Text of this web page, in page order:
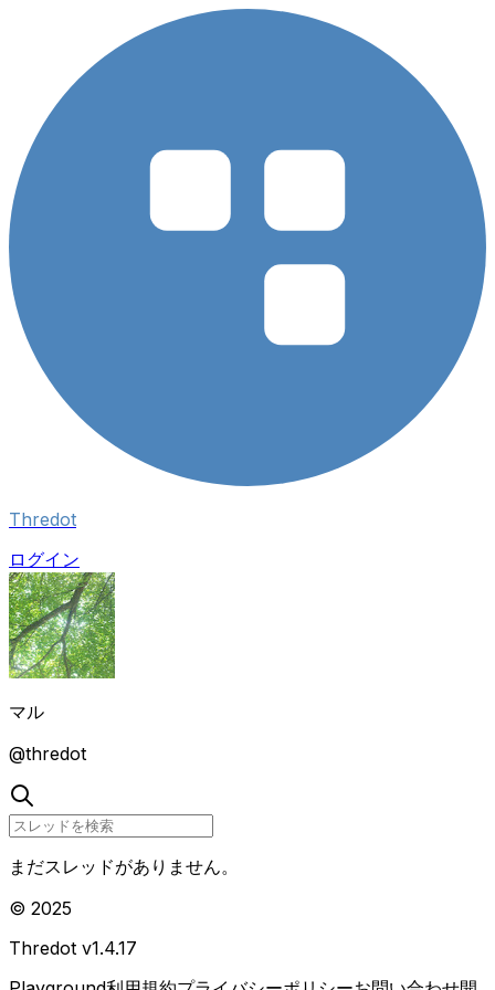
Thredot
ログイン
マル
@thredot
まだスレッドがありません。
© 2025
Thredot v1.4.17